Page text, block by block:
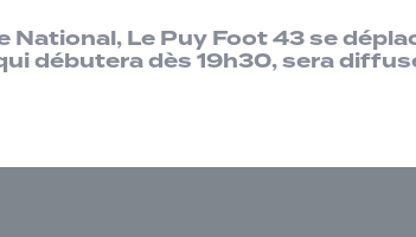
National, Le Puy Foot 43 se
débutera dès 19h30, sera